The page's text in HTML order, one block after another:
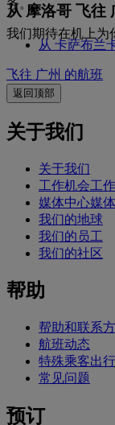
务。
我们期待在机上为
从 摩洛哥 飞往
从 卡萨布兰
飞往 广州 的航班
返回顶部
关于我们
关于我们
工作机会工
媒体中心媒
我们的地球
我们的员工
我们的社区
帮助
帮助和联系
航班动态
特殊乘客出
常见问题
预订